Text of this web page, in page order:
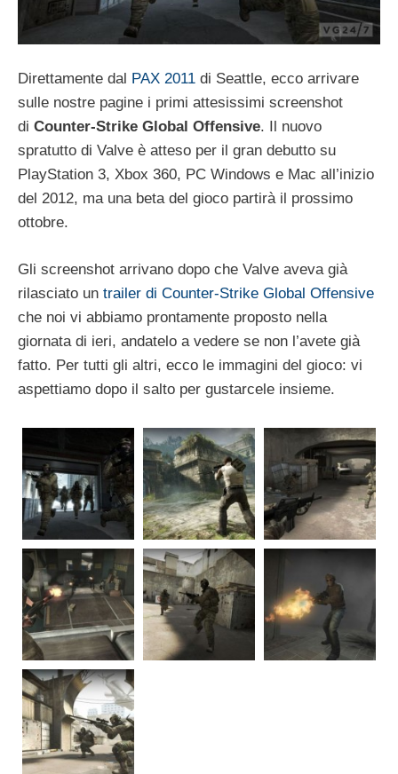
Direttamente dal PAX 2011 di Seattle, ecco arrivare
sulle nostre pagine i primi attesissimi screenshot
di Counter-Strike Global Offensive. Il nuovo
spratutto di Valve è atteso per il gran debutto su
PlayStation 3, Xbox 360, PC Windows e Mac all’inizio
del 2012, ma una beta del gioco partirà il prossimo
ottobre.
Gli screenshot arrivano dopo che Valve aveva già
rilasciato un trailer di Counter-Strike Global Offensive
che noi vi abbiamo prontamente proposto nella
giornata di ieri, andatelo a vedere se non l’avete già
fatto. Per tutti gli altri, ecco le immagini del gioco: vi
aspettiamo dopo il salto per gustarcele insieme.